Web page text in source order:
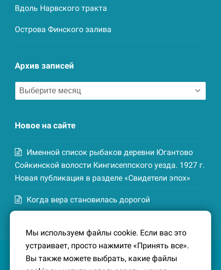
Вдоль Нарвского тракта
Острова Финского залива
Архив записей
Архив
записей
Новое на сайте
Именной список рыбаков деревни Югантово
Сойкинской волости Кингисеппского уезда. 1927 г.
Новая публикация в разделе «Свидетели эпох»
Когда вера становилась дорогой
Котельской волости Кингисеппского уезда. 1926-
27 гг. Новая публикация в разделе «Свидетели
эпох»
Мы используем файлы cookie. Если вас это
устраивает, просто нажмите «Принять все».
Вы также можете выбрать, какие файлы